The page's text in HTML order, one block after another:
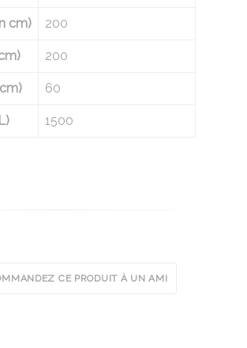
cm) 200
200
60
1500
CE PRODUIT À UN AMI